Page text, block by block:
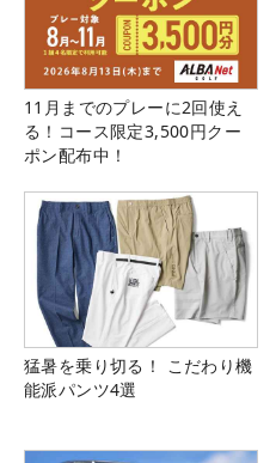
11月までのプレーに2回使え
る！コース限定3,500円クー
ポン配布中！
猛暑を乗り切る！ こだわり機
能派パンツ4選